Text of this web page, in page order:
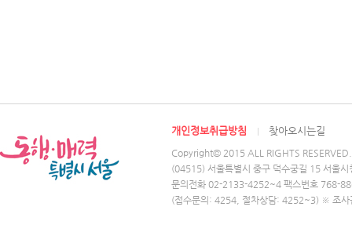
개인정보취급방침 찾아오시는길
Copyright© 2015 ALL RIGHTS RESERVED.
(04515) 서울특별시 중구 덕수궁길 15 서울
문의전화 02-2133-4252~4 팩스번호 768-
(접수문의: 4254, 절차상담: 4252~3) ※ 조사